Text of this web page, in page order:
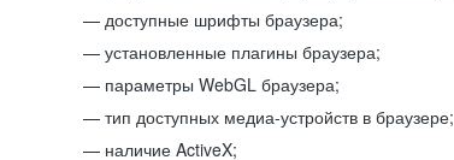
доступные шрифты браузера;
установленные плагины браузера;
параметры WebGL браузера;
тип доступных медиа-устройств в браузере;
наличие ActiveX;